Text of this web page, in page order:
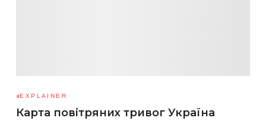
EXPLAINER
Карта повітряних тривог Україна